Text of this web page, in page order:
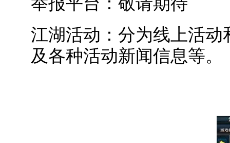
江湖活动：分为线上活
及各种活动新闻信息等。